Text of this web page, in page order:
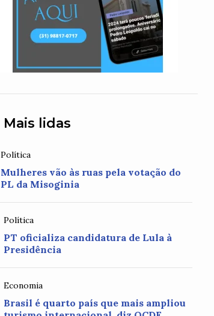
Mais lidas
Política
Mulheres vão às ruas pela votação do
PL da Misoginia
Política
PT oficializa candidatura de Lula à
Presidência
Economia
Brasil é quarto país que mais ampliou